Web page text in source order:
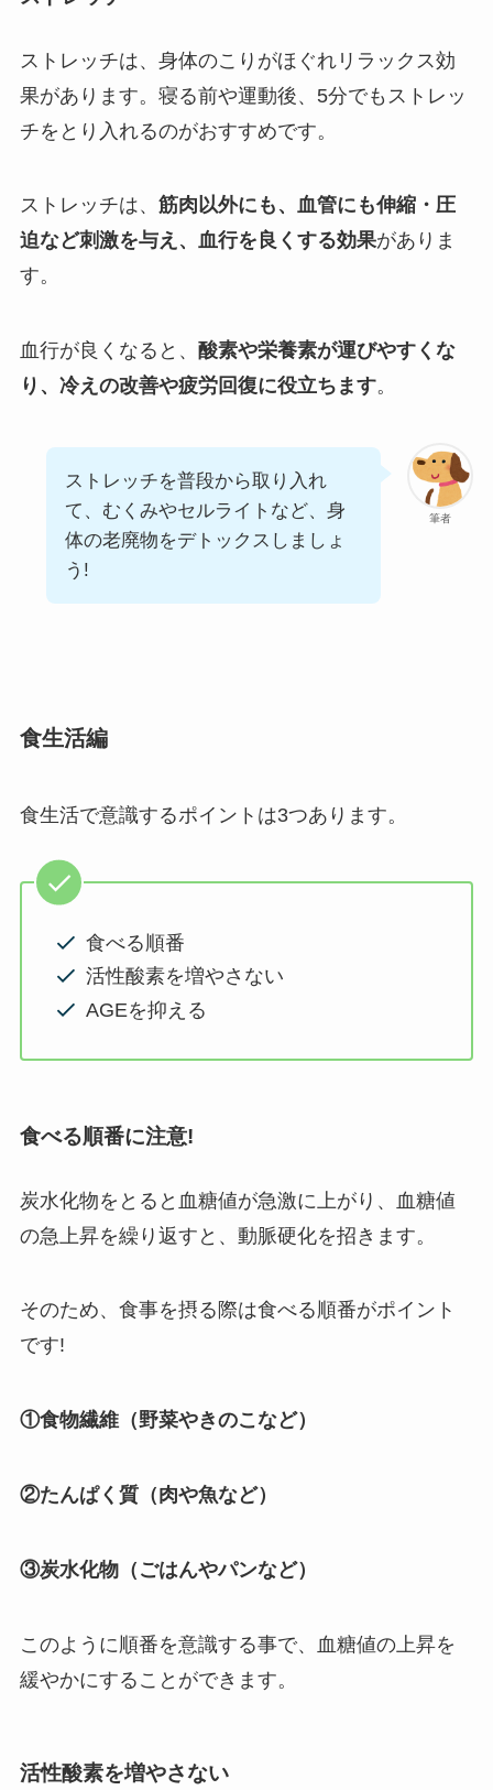
ストレッチは、身体のこりがほぐれリラックス効
果があります。寝る前や運動後、5分でもストレッ
チをとり入れるのがおすすめです。
ストレッチは、 筋肉以外にも、血管にも伸縮・圧
迫など刺激を与え、血行を良くする効果がありま
す。
血行が良くなると、 酸素や栄養素が運びやすくな
り、冷えの改善や疲労回復に役立ちます。
筆者
ストレッチを普段から取り入れ
て、むくみやセルライトなど、身
体の老廃物をデトックスしましょ
う!
食生活編
食生活で意識するポイントは3つあります。
食べる順番
活性酸素を増やさない
AGEを抑える
食べる順番に注意!
炭水化物をとると血糖値が急激に上がり、血糖値
の急上昇を繰り返すと、動脈硬化を招きます。
そのため、食事を摂る際は食べる順番がポイント
です!
①食物繊維（野菜やきのこなど）
②たんぱく質（肉や魚など）
③炭水化物（ごはんやパンなど）
このように順番を意識する事で、血糖値の上昇を
緩やかにすることができます。
活性酸素を増やさない